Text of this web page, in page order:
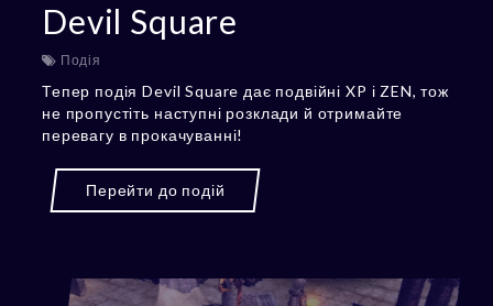
Devil Square
Подія
Тепер подія Devil Square дає подвійні XP і ZEN, тож
не пропустіть наступні розклади й отримайте
перевагу в прокачуванні!
Перейти до подій